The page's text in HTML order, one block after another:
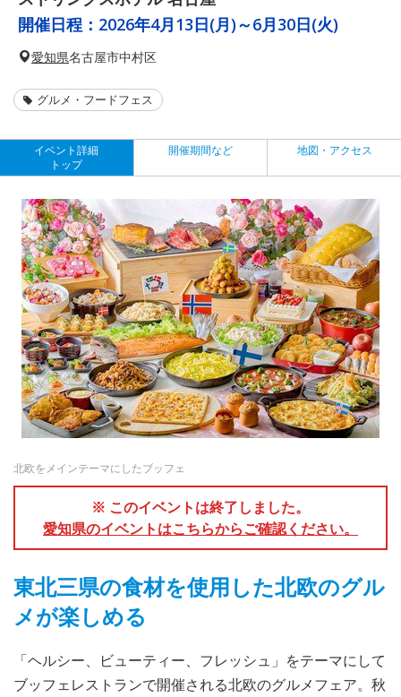
開催日程： 2026年4月13日(月)～6月30日(火)
愛知県名古屋市中村区
グルメ・フードフェス
イベント詳細
トップ
開催期間など 地図・アクセス
北欧をメインテーマにしたブッフェ
※ このイベントは終了しました。
愛知県のイベントはこちらからご確認ください。
東北三県の食材を使用した北欧のグル
メが楽しめる
「ヘルシー、ビューティー、フレッシュ」をテーマにして
ブッフェレストランで開催される北欧のグルメフェア。秋